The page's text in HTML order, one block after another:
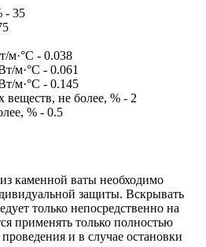
- 35
м·°С - 0.038
м·°С - 0.061
м·°С - 0.145
веществ, не более, % - 2
% - 0.5
каменной ваты необходимо
защиты. Вскрывать
только непосредственно на
применять только полностью
и в случае остановки